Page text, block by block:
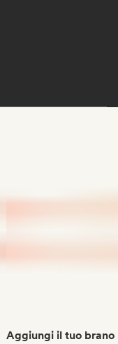
Aggiungi il tuo brano